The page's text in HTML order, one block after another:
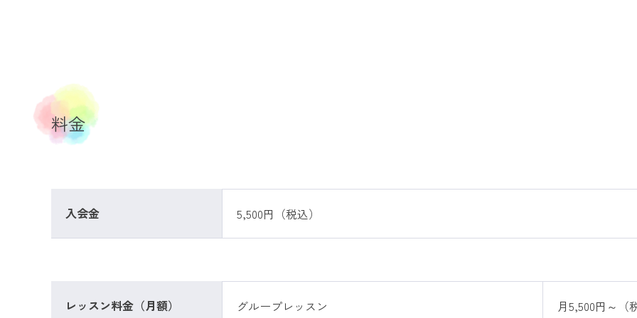
料金
入会金 5,500円（税込）
レッスン料金（月額） グループレッスン 月5,500円～（